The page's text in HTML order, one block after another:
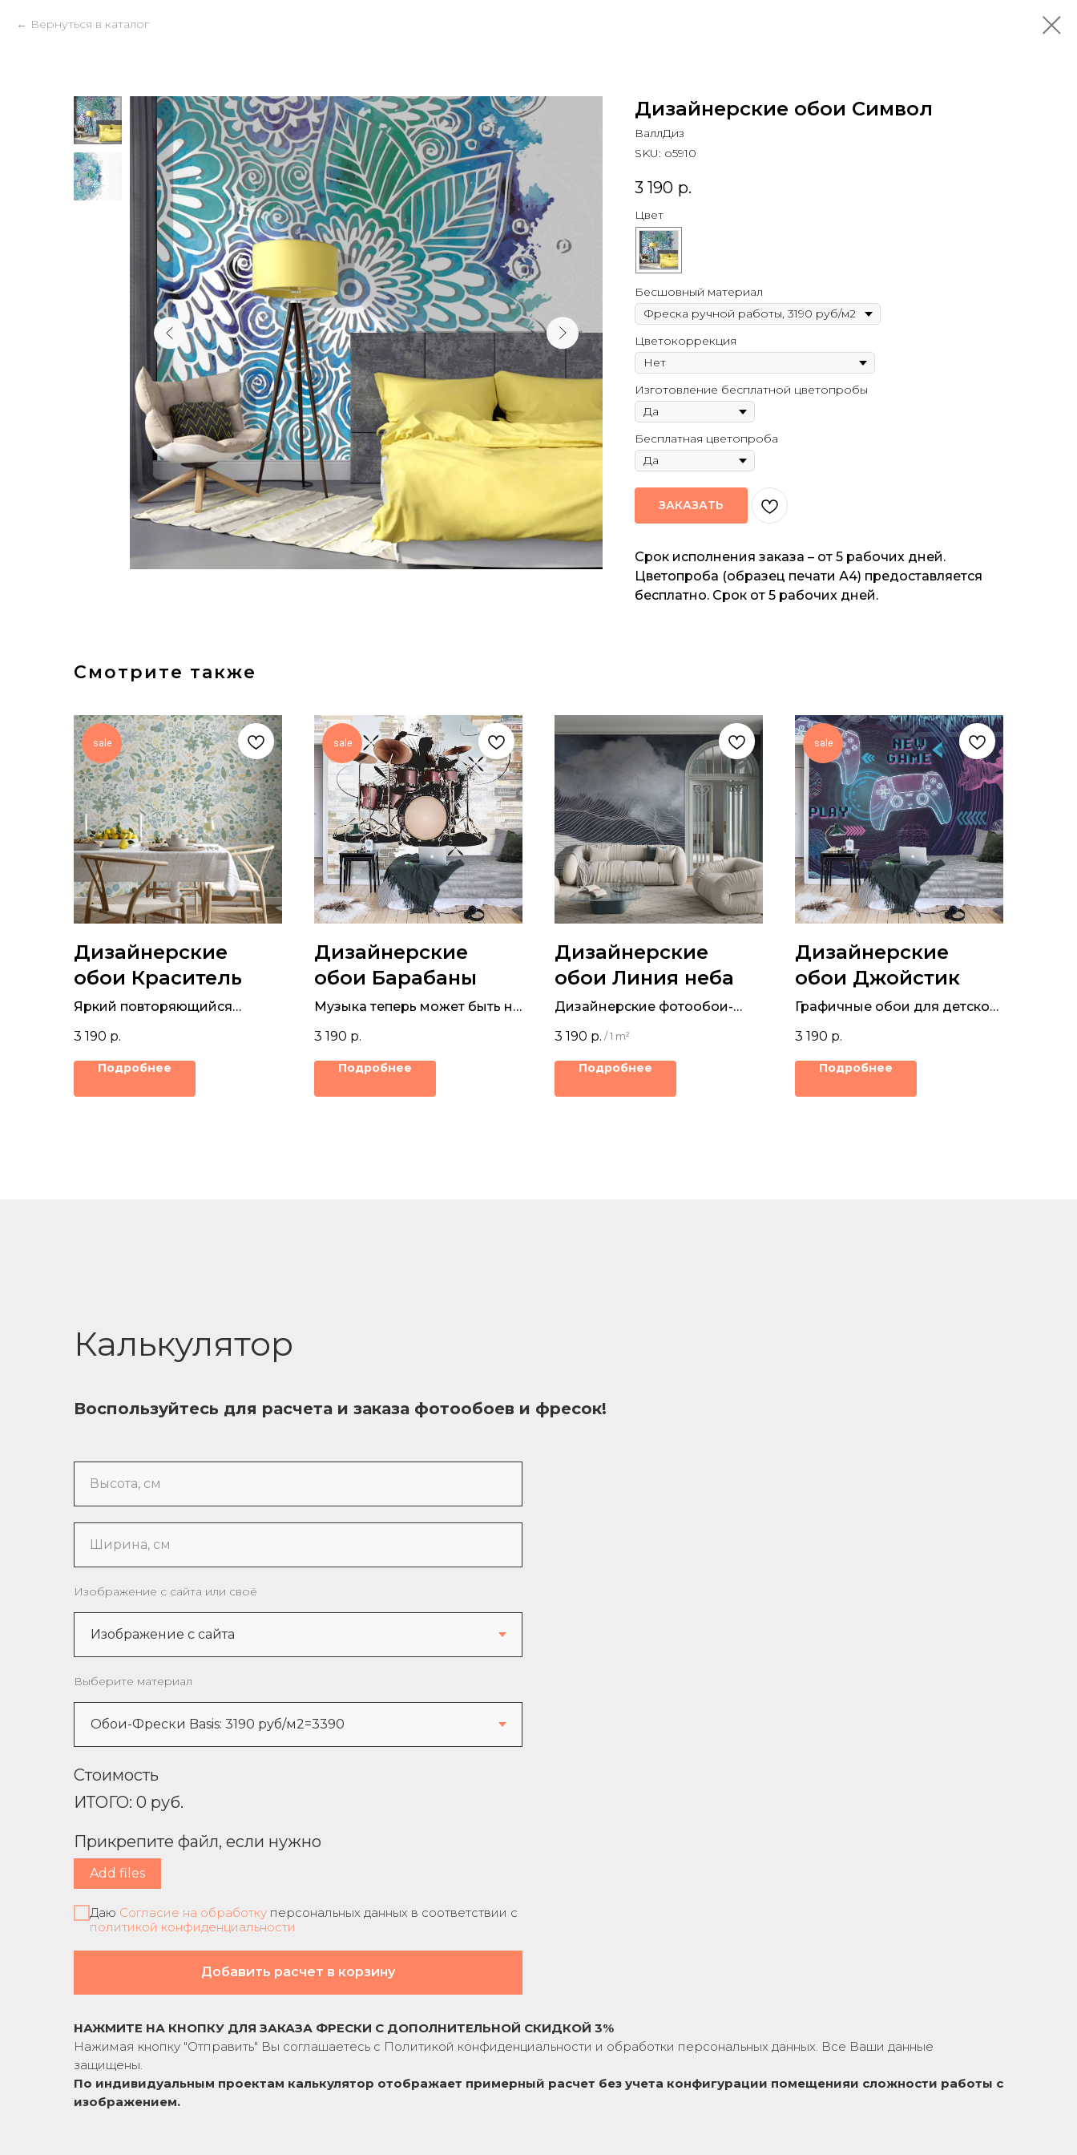
Вернуться в каталог
Дизайнерские обои Символ
ВаллДиз
SKU: o5910
3 190 р.
Цвет
Бесшовный материал
Цветокоррекция
Изготовление бесплатной цветопробы
Бесплатная цветопроба
ЗАКАЗАТЬ
Срок исполнения заказа – от 5 рабочих дней.
Цветопроба (образец печати А4) предоставляется
бесплатно. Срок от 5 рабочих дней.
Смотрите также
sale
Дизайнерские
обои Краситель
Яркий повторяющийся
тропических цветов на
дизайнерских обоях.
3 190 р.
Подробнее
sale
Дизайнерские
обои Барабаны
Музыка теперь может быть не
современный дизайн
фотообоев с барабанами
3 190 р.
Подробнее
Дизайнерские
обои Линия неба
Дизайнерские фотообои-
3 190 р. / 1 m²
Подробнее
sale
Дизайнерские
обои Джойстик
Графичные обои для детской
яркими джойстиками
3 190 р.
Подробнее
Калькулятор
Воспользуйтесь для расчета и заказа фотообоев и фресок!
Высота, см
Ширина, см
Изображение с сайта или своё
Выберите материал
Стоимость
ИТОГО: 0 руб.
Прикрепите файл, если нужно
Add files
Даю Согласие на обработку персональных данных в соответствии с
политикой конфиденциальности
Добавить расчет в корзину
НАЖМИТЕ НА КНОПКУ ДЛЯ ЗАКАЗА ФРЕСКИ С ДОПОЛНИТЕЛЬНОЙ СКИДКОЙ 3%
Нажимая кнопку "Отправить" Вы соглашаетесь с Политикой конфиденциальности и обработки персональных данных. Все Ваши данные
защищены.
По индивидуальным проектам калькулятор отображает примерный расчет без учета конфигурации помещенияи сложности работы с
изображением.